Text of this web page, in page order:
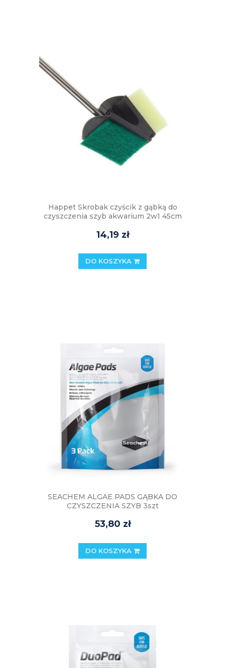
Happet Skrobak czyścik z gąbką do
czyszczenia szyb akwarium 2w1 45cm
14,19 zł
DO KOSZYKA
SEACHEM ALGAE PADS GĄBKA DO
CZYSZCZENIA SZYB 3szt
53,80 zł
DO KOSZYKA